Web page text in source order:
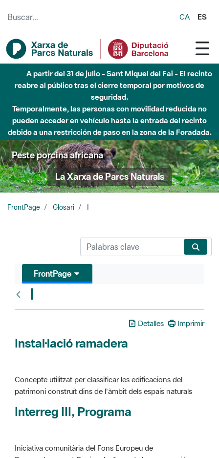
CA ES
A partir del 31 de julio - Sant Miquel del Fai - El recinto
reabre al público tras el cierre temporal por motivos de
seguridad.
Temporalmente, las personas con movilidad reducida no
pueden acceder en vehículo hasta la entrada del recinto
debido a una restricción de paso en la zona de la Foradada.
Peste porcina africana
La Xarxa de Parcs Naturals
FrontPage Glosari
FrontPage
I
Detalles Imprimir
Instal·lació ramadera
Concepte utilitzat per classificar les edificacions del
patrimoni construït dins de l'àmbit dels espais naturals
Interreg III, Programa
Iniciativa comunitària del Fons Europeu de